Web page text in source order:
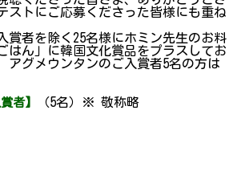
ストにご応募くださった皆様にも重ね
賞者を除く25名様にホミン先生のお料
はん」に韓国文化賞品をプラスしてお
アグメウンタンのご入賞者5名の方は
者】
（5名）※ 敬称略
林頼子
キワ子
夢見子
呂幸夫
中暁栄